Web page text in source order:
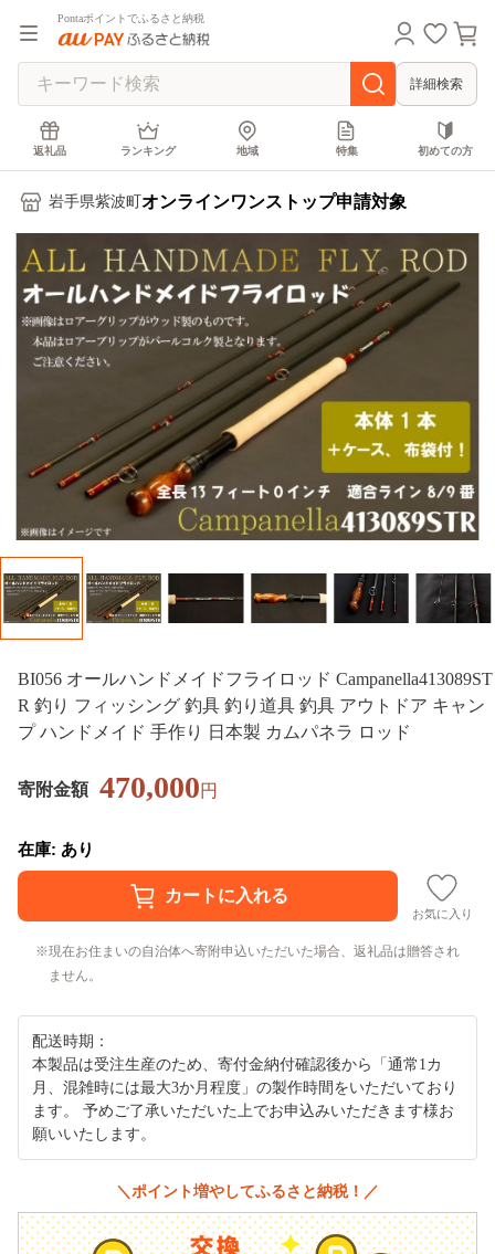
Pontaポイントでふるさと納税
詳細検索
返礼品 ランキング 地域 特集 初めての方
岩手県紫波町 オンラインワンストップ申請対象
BI056 オールハンドメイドフライロッド Campanella413089ST
R 釣り フィッシング 釣具 釣り道具 釣具 アウトドア キャン
プ ハンドメイド 手作り 日本製 カムパネラ ロッド
寄附金額 470,000円
在庫: あり
お気に入り
現在お住まいの自治体へ寄附申込いただいた場合、返礼品は贈答され
ません。
配送時期：
本製品は受注生産のため、寄付金納付確認後から「通常1カ
月、混雑時には最大3か月程度」の製作時間をいただいており
ます。 予めご了承いただいた上でお申込みいただきます様お
願いいたします。
＼ポイント増やしてふるさと納税！／